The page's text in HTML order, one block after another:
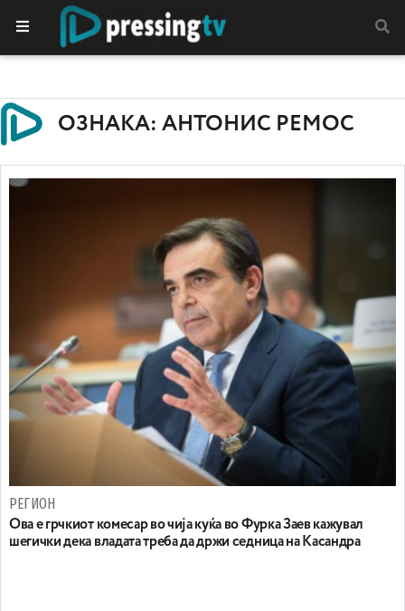
ОЗНАКА: АНТОНИС РЕМОС
РЕГИОН
Ова е грчкиот комесар во чија куќа во Фурка Заев кажувал
шегички дека владата треба да држи седница на Касандра